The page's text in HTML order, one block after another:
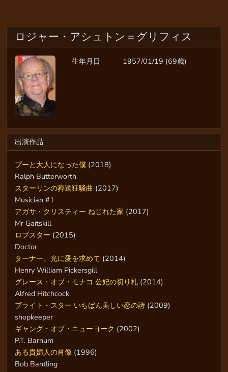
ロジャー・アシュトン＝グリフィス
生年月日 1957/01/19 (69歳)
出演作品
プーと大人になった僕 (2018)
Ralph Butterworth
スターリンの葬送狂騒曲 (2017)
Musician #1
アガサ・クリスティー ねじれた家 (2017)
Mr Gaitskill
ロブスター (2015)
Doctor
ターナー、光に愛を求めて (2014)
Henry William Pickersgill
グレース・オブ・モナコ 公妃の切り札 (2014)
Alfred Hitchcock
ブライト・スター いちばん美しい恋の詩 (2009)
shopkeeper
ギャング・オブ・ニューヨーク (2002)
P.T. Barnum
ある貴婦人の肖像 (1996)
Bob Bantling